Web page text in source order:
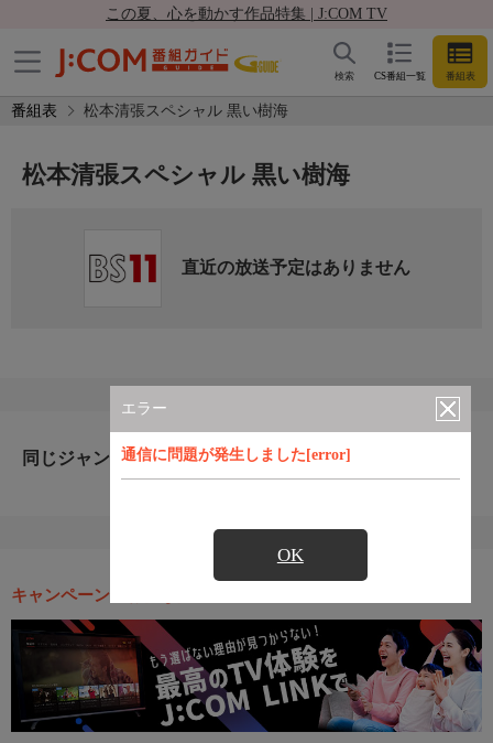
この夏、心を動かす作品特集 | J:COM TV
CS番組一覧 番組表
検索
番組表 松本清張スペシャル 黒い樹海
エラー
通信に問題が発生しました[error]
OK
松本清張スペシャル 黒い樹海
直近の放送予定はありません
同じジャンルのおすすめ番組
キャンペーン・お得な情報